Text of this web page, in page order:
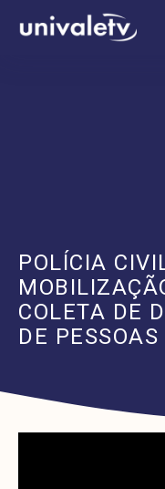
conteúdo
POLÍCIA
COLETA DE
DE